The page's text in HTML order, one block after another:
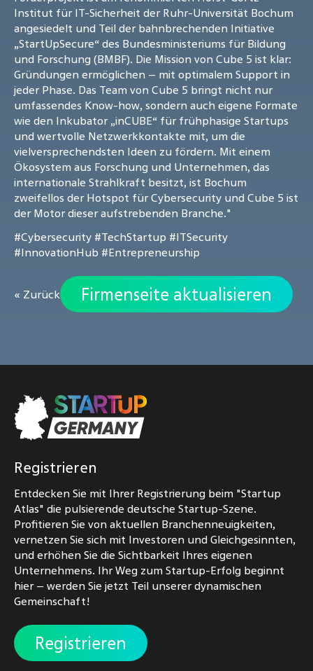
Institut für IT-Sicherheit der Ruhr-Universität Bochum
angesiedelt und Teil der bahnbrechenden Initiative
„StartUpSecure“ des Bundesministeriums für Bildung
und Forschung (BMBF). Die Mission von Cube 5 ist klar:
Gründungen ermöglichen – mit optimalem Support in
jeder Phase. Das Team von Cube 5 bringt nicht nur
umfassendes Know-how, sondern auch eigene Formate
wie den Inkubator „inCUBE“ für frühphasige Startups
und wertvolle Netzwerkkontakte mit, um die
vielversprechendsten Ideen zu fördern. Mit einem
Ökosystem aus Forschung und Unternehmen, das
internationale Strahlkraft besitzt, ist Bochum
zweifellos der Hotspot für Cybersecurity und Cube 5 ist
der Motor dieser aufstrebenden Branche."
#Cybersecurity #TechStartup #ITSecurity
#InnovationHub #Entrepreneurship
« Zurück Firmenseite aktualisieren
Registrieren
Entdecken Sie mit Ihrer Registrierung beim "Startup
Atlas" die pulsierende deutsche Startup-Szene.
Profitieren Sie von aktuellen Branchenneuigkeiten,
vernetzen Sie sich mit Investoren und Gleichgesinnten,
und erhöhen Sie die Sichtbarkeit Ihres eigenen
Unternehmens. Ihr Weg zum Startup-Erfolg beginnt
hier – werden Sie jetzt Teil unserer dynamischen
Gemeinschaft!
Registrieren